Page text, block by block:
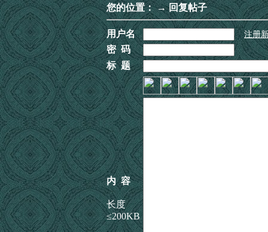
您的位置：→ 回复帖子
用户名 注册
密 码
标 题
内 容
长度
≤200KB